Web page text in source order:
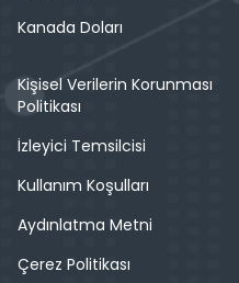
Kanada Doları
Kişisel Verilerin Korunması
Politikası
İzleyici Temsilcisi
Kullanım Koşulları
Aydınlatma Metni
Çerez Politikası